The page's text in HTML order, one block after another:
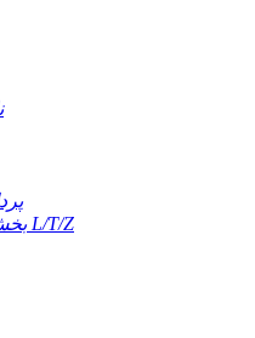
بخش توخالی فولادی L/T/Z